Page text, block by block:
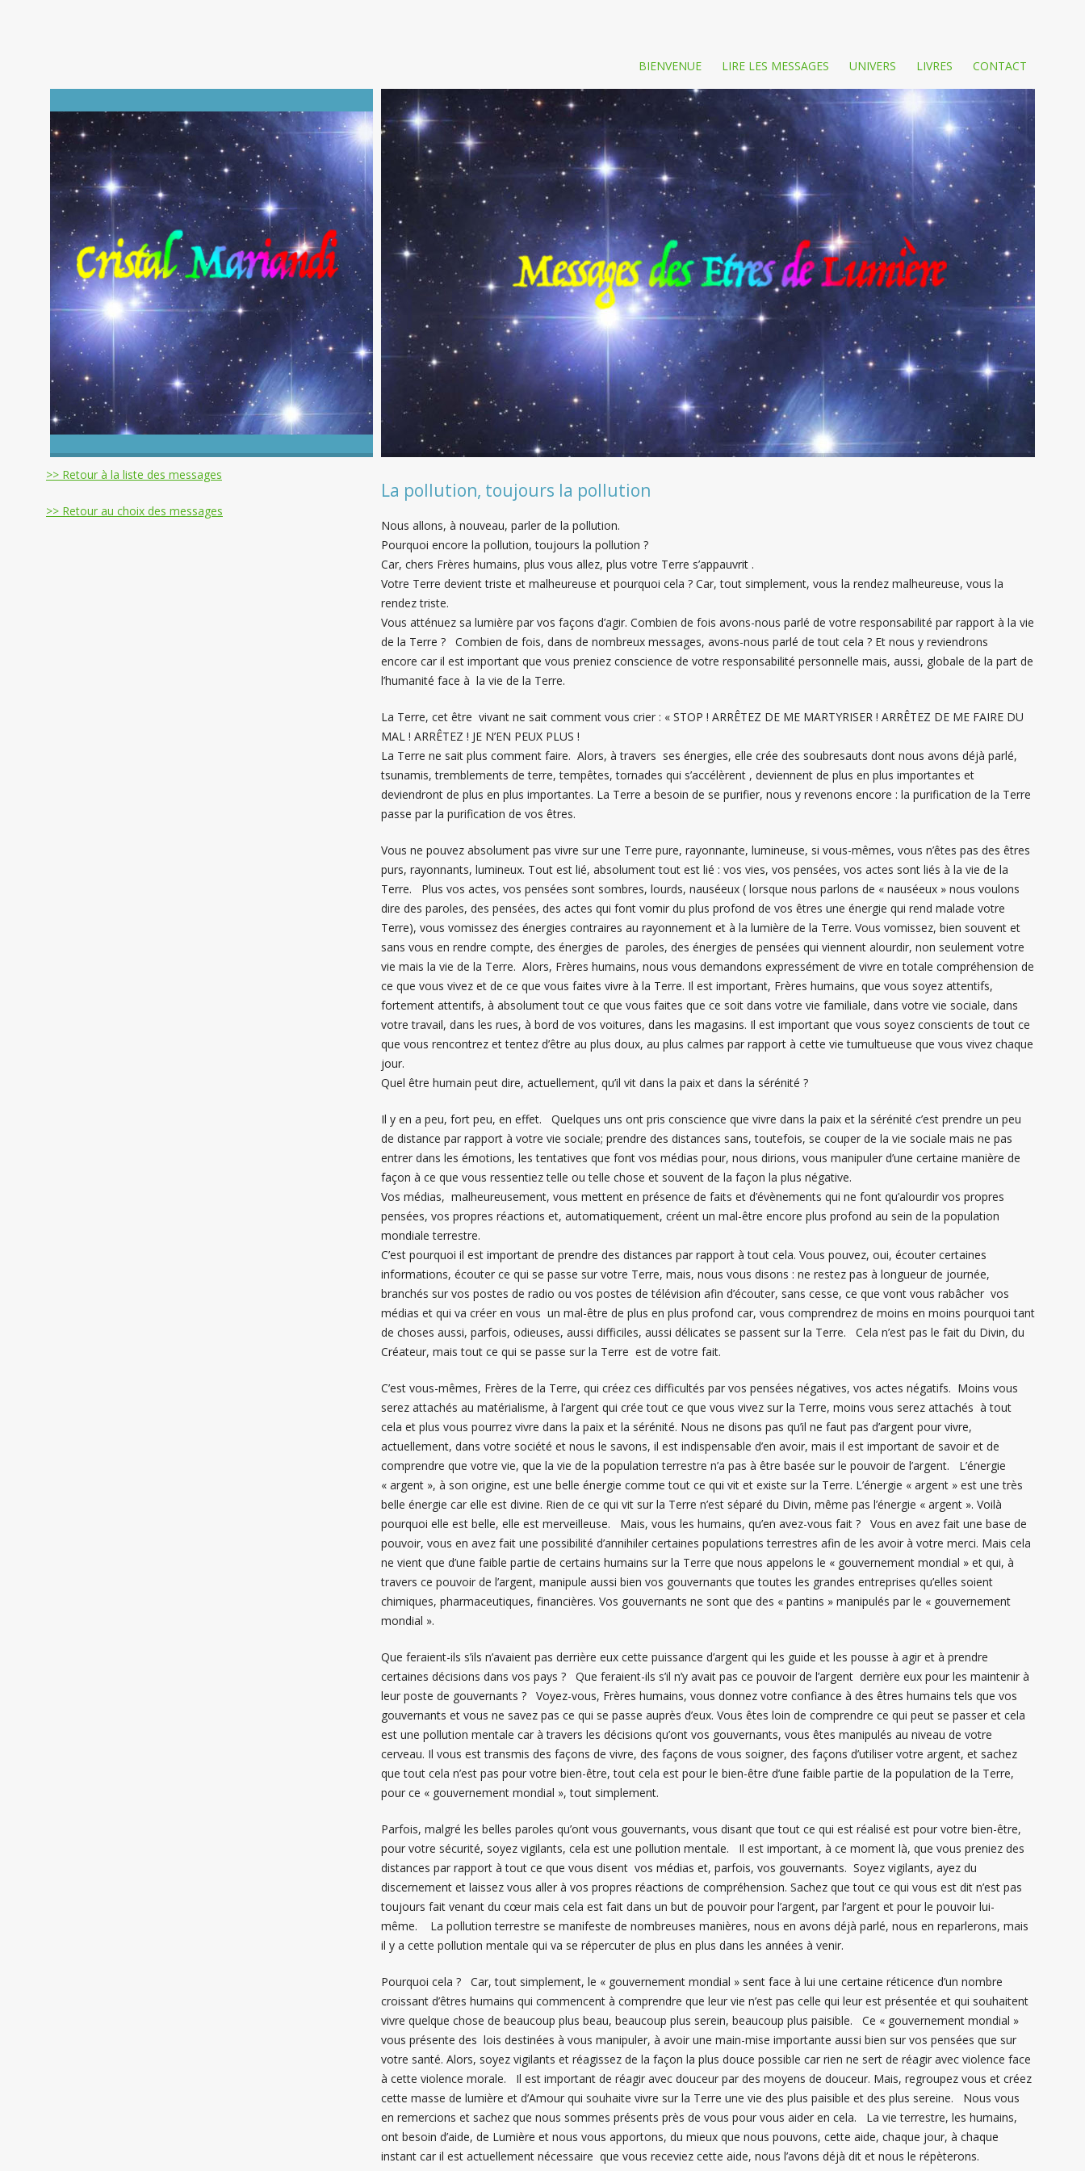
BIENVENUE LIRE LES MESSAGES UNIVERS LIVRES CONTACT
La pollution, toujours la pollution
Nous allons, à nouveau, parler de la pollution.
Pourquoi encore la pollution, toujours la pollution ?
Car, chers Frères humains, plus vous allez, plus votre Terre s’appauvrit .
Votre Terre devient triste et malheureuse et pourquoi cela ? Car, tout simplement, vous la rendez malheureuse, vous la
rendez triste.
Vous atténuez sa lumière par vos façons d’agir. Combien de fois avons-nous parlé de votre responsabilité par rapport à la vie
de la Terre ? Combien de fois, dans de nombreux messages, avons-nous parlé de tout cela ? Et nous y reviendrons
encore car il est important que vous preniez conscience de votre responsabilité personnelle mais, aussi, globale de la part de
l’humanité face à la vie de la Terre.
La Terre, cet être vivant ne sait comment vous crier : « STOP ! ARRÊTEZ DE ME MARTYRISER ! ARRÊTEZ DE ME FAIRE DU
MAL ! ARRÊTEZ ! JE N’EN PEUX PLUS !
La Terre ne sait plus comment faire. Alors, à travers ses énergies, elle crée des soubresauts dont nous avons déjà parlé,
tsunamis, tremblements de terre, tempêtes, tornades qui s’accélèrent , deviennent de plus en plus importantes et
deviendront de plus en plus importantes. La Terre a besoin de se purifier, nous y revenons encore : la purification de la Terre
passe par la purification de vos êtres.
Vous ne pouvez absolument pas vivre sur une Terre pure, rayonnante, lumineuse, si vous-mêmes, vous n’êtes pas des êtres
purs, rayonnants, lumineux. Tout est lié, absolument tout est lié : vos vies, vos pensées, vos actes sont liés à la vie de la
Terre. Plus vos actes, vos pensées sont sombres, lourds, nauséeux ( lorsque nous parlons de « nauséeux » nous voulons
dire des paroles, des pensées, des actes qui font vomir du plus profond de vos êtres une énergie qui rend malade votre
Terre), vous vomissez des énergies contraires au rayonnement et à la lumière de la Terre. Vous vomissez, bien souvent et
sans vous en rendre compte, des énergies de paroles, des énergies de pensées qui viennent alourdir, non seulement votre
vie mais la vie de la Terre. Alors, Frères humains, nous vous demandons expressément de vivre en totale compréhension de
ce que vous vivez et de ce que vous faites vivre à la Terre. Il est important, Frères humains, que vous soyez attentifs,
fortement attentifs, à absolument tout ce que vous faites que ce soit dans votre vie familiale, dans votre vie sociale, dans
votre travail, dans les rues, à bord de vos voitures, dans les magasins. Il est important que vous soyez conscients de tout ce
que vous rencontrez et tentez d’être au plus doux, au plus calmes par rapport à cette vie tumultueuse que vous vivez chaque
jour.
Quel être humain peut dire, actuellement, qu’il vit dans la paix et dans la sérénité ?
Il y en a peu, fort peu, en effet. Quelques uns ont pris conscience que vivre dans la paix et la sérénité c’est prendre un peu
de distance par rapport à votre vie sociale; prendre des distances sans, toutefois, se couper de la vie sociale mais ne pas
entrer dans les émotions, les tentatives que font vos médias pour, nous dirions, vous manipuler d’une certaine manière de
façon à ce que vous ressentiez telle ou telle chose et souvent de la façon la plus négative.
Vos médias, malheureusement, vous mettent en présence de faits et d’évènements qui ne font qu’alourdir vos propres
pensées, vos propres réactions et, automatiquement, créent un mal-être encore plus profond au sein de la population
mondiale terrestre.
C’est pourquoi il est important de prendre des distances par rapport à tout cela. Vous pouvez, oui, écouter certaines
informations, écouter ce qui se passe sur votre Terre, mais, nous vous disons : ne restez pas à longueur de journée,
branchés sur vos postes de radio ou vos postes de télévision afin d’écouter, sans cesse, ce que vont vous rabâcher vos
médias et qui va créer en vous un mal-être de plus en plus profond car, vous comprendrez de moins en moins pourquoi tant
de choses aussi, parfois, odieuses, aussi difficiles, aussi délicates se passent sur la Terre. Cela n’est pas le fait du Divin, du
Créateur, mais tout ce qui se passe sur la Terre est de votre fait.
C’est vous-mêmes, Frères de la Terre, qui créez ces difficultés par vos pensées négatives, vos actes négatifs. Moins vous
serez attachés au matérialisme, à l’argent qui crée tout ce que vous vivez sur la Terre, moins vous serez attachés à tout
cela et plus vous pourrez vivre dans la paix et la sérénité. Nous ne disons pas qu’il ne faut pas d’argent pour vivre,
actuellement, dans votre société et nous le savons, il est indispensable d’en avoir, mais il est important de savoir et de
comprendre que votre vie, que la vie de la population terrestre n’a pas à être basée sur le pouvoir de l’argent. L’énergie
« argent », à son origine, est une belle énergie comme tout ce qui vit et existe sur la Terre. L’énergie « argent » est une très
belle énergie car elle est divine. Rien de ce qui vit sur la Terre n’est séparé du Divin, même pas l’énergie « argent ». Voilà
pourquoi elle est belle, elle est merveilleuse. Mais, vous les humains, qu’en avez-vous fait ? Vous en avez fait une base de
pouvoir, vous en avez fait une possibilité d’annihiler certaines populations terrestres afin de les avoir à votre merci. Mais cela
ne vient que d’une faible partie de certains humains sur la Terre que nous appelons le « gouvernement mondial » et qui, à
travers ce pouvoir de l’argent, manipule aussi bien vos gouvernants que toutes les grandes entreprises qu’elles soient
chimiques, pharmaceutiques, financières. Vos gouvernants ne sont que des « pantins » manipulés par le « gouvernement
mondial ».
Que feraient-ils s’ils n’avaient pas derrière eux cette puissance d’argent qui les guide et les pousse à agir et à prendre
certaines décisions dans vos pays ? Que feraient-ils s’il n’y avait pas ce pouvoir de l’argent derrière eux pour les maintenir à
leur poste de gouvernants ? Voyez-vous, Frères humains, vous donnez votre confiance à des êtres humains tels que vos
gouvernants et vous ne savez pas ce qui se passe auprès d’eux. Vous êtes loin de comprendre ce qui peut se passer et cela
est une pollution mentale car à travers les décisions qu’ont vos gouvernants, vous êtes manipulés au niveau de votre
cerveau. Il vous est transmis des façons de vivre, des façons de vous soigner, des façons d’utiliser votre argent, et sachez
que tout cela n’est pas pour votre bien-être, tout cela est pour le bien-être d’une faible partie de la population de la Terre,
pour ce « gouvernement mondial », tout simplement.
Parfois, malgré les belles paroles qu’ont vous gouvernants, vous disant que tout ce qui est réalisé est pour votre bien-être,
pour votre sécurité, soyez vigilants, cela est une pollution mentale. Il est important, à ce moment là, que vous preniez des
distances par rapport à tout ce que vous disent vos médias et, parfois, vos gouvernants. Soyez vigilants, ayez du
discernement et laissez vous aller à vos propres réactions de compréhension. Sachez que tout ce qui vous est dit n’est pas
toujours fait venant du cœur mais cela est fait dans un but de pouvoir pour l’argent, par l’argent et pour le pouvoir lui-
même. La pollution terrestre se manifeste de nombreuses manières, nous en avons déjà parlé, nous en reparlerons, mais
il y a cette pollution mentale qui va se répercuter de plus en plus dans les années à venir.
Pourquoi cela ? Car, tout simplement, le « gouvernement mondial » sent face à lui une certaine réticence d’un nombre
croissant d’êtres humains qui commencent à comprendre que leur vie n’est pas celle qui leur est présentée et qui souhaitent
vivre quelque chose de beaucoup plus beau, beaucoup plus serein, beaucoup plus paisible. Ce « gouvernement mondial »
vous présente des lois destinées à vous manipuler, à avoir une main-mise importante aussi bien sur vos pensées que sur
votre santé. Alors, soyez vigilants et réagissez de la façon la plus douce possible car rien ne sert de réagir avec violence face
à cette violence morale. Il est important de réagir avec douceur par des moyens de douceur. Mais, regroupez vous et créez
cette masse de lumière et d’Amour qui souhaite vivre sur la Terre une vie des plus paisible et des plus sereine. Nous vous
en remercions et sachez que nous sommes présents près de vous pour vous aider en cela. La vie terrestre, les humains,
ont besoin d’aide, de Lumière et nous vous apportons, du mieux que nous pouvons, cette aide, chaque jour, à chaque
instant car il est actuellement nécessaire que vous receviez cette aide, nous l’avons déjà dit et nous le répèterons.
>> Retour à la liste des messages
>> Retour au choix des messages